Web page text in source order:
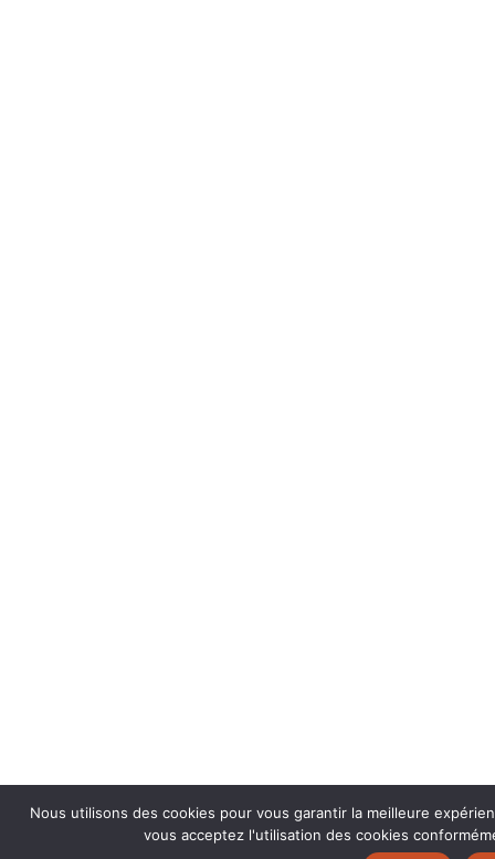
Nous utilisons des cookies pour vous garantir la meilleure
vous acceptez l'utilisation des cookies